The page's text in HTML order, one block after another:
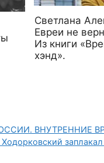
Светлана
Eвреи не
Из книги
хэнд».
ВНУТРЕННИЕ